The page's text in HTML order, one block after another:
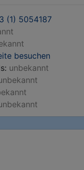
(1) 5054187
besuchen
unbekannt